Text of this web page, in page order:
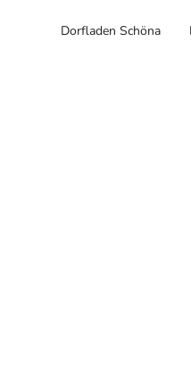
Dorfladen Schöna